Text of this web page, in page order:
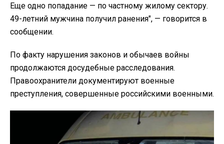
Еще одно попадание — по частному жилому сектору.
49-летний мужчина получил ранения", — говорится в
сообщении.
По факту нарушения законов и обычаев войны
продолжаются досудебные расследования.
Правоохранители документируют военные
преступления, совершенные российскими военными.